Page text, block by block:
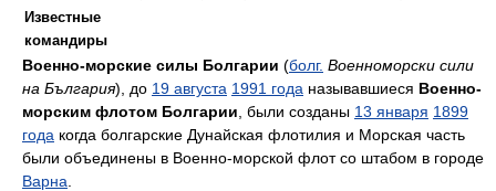
Известные
командиры
Военно-морские силы Болгарии (болг. Военноморски сили
на България), до 19 августа 1991 года называвшиеся Военно-
морским флотом Болгарии , были созданы 13 января 1899
года когда болгарские Дунайская флотилия и Морская часть
были объединены в Военно-морской флот со штабом в городе
Варна